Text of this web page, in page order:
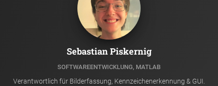
Sebastian Piskernig
SOFTWAREENTWICKLUNG, MATLAB
Verantwortlich für Bilderfassung, Kennzeichenerkennung & GUI.